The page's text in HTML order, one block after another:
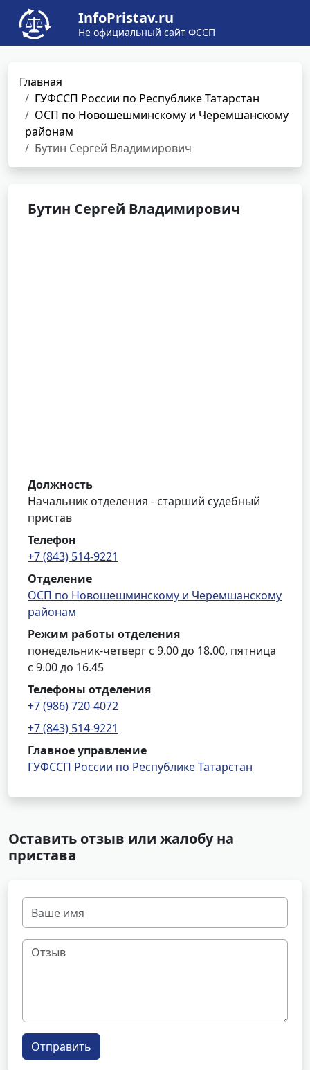
InfoPristav.ru
Не официальный сайт ФССП
Главная
ГУФССП России по Республике Татарстан
ОСП по Новошешминскому и Черемшанскому
районам
Бутин Сергей Владимирович
Бутин Сергей Владимирович
Должность
Начальник отделения - старший судебный
пристав
Телефон
+7 (843) 514-9221
Отделение
ОСП по Новошешминскому и Черемшанскому
районам
Режим работы отделения
понедельник-четверг с 9.00 до 18.00, пятница
с 9.00 до 16.45
Телефоны отделения
+7 (986) 720-4072
+7 (843) 514-9221
Главное управление
ГУФССП России по Республике Татарстан
Оставить отзыв или жалобу на
пристава
Отправить